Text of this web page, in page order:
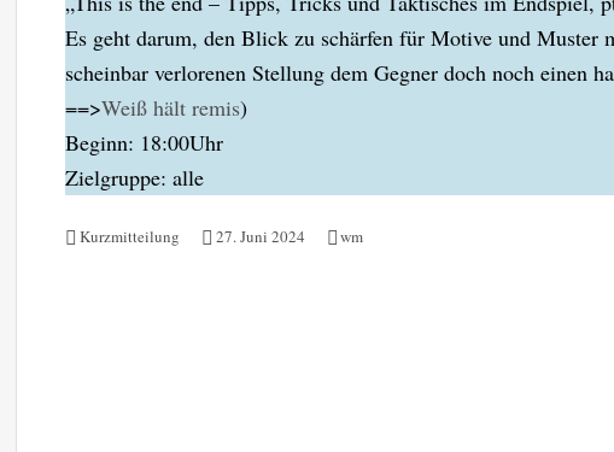
Es geht darum, den Blick zu schärfen für Motive und Muster
scheinbar verlorenen Stellung dem Gegner doch noch einen
==>Weiß hält remis)
Beginn: 18:00Uhr
Zielgruppe: alle
Kurzmitteilung 27. Juni 2024 wm